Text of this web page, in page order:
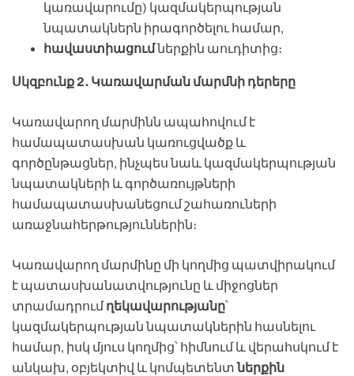
կառավարումը) կազմակերպության
նպատակներն իրագործելու համար,
հավաստիացումներքին աուդիտից։
Սկզբունք 2․ Կառավարման մարմնի դերերը
Կառավարող մարմինն ապահովում է
համապատասխան կառուցվածք և
գործընթացներ, ինչպես նաև կազմակերպության
նպատակների և գործառույթների
համապատասխանեցում շահառուների
առաջնահերթություններին։
Կառավարող մարմինը մի կողմից պատվիրակում
է պատասխանատվությունը և միջոցներ
տրամադրումղեկավարությանը՝
կազմակերպության նպատակներին հասնելու
համար, իսկ մյուս կողմից՝ հիմնում և վերահսկում է
անկախ, օբյեկտիվ և կոմպետենտներքին